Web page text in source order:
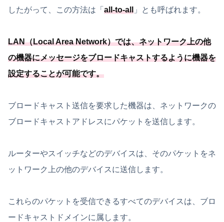
したがって、この方法は「 all-to-all 」とも呼ばれます。
LAN（Local Area Network）では、ネットワーク上の他
の機器にメッセージをブロードキャストするように機器を
設定することが可能です。
ブロードキャスト送信を要求した機器は、ネットワークの
ブロードキャストアドレスにパケットを送信します。
ルーターやスイッチなどのデバイスは、そのパケットをネ
ットワーク上の他のデバイスに送信します。
これらのパケットを受信できるすべてのデバイスは、ブロ
ードキャストドメインに属します。